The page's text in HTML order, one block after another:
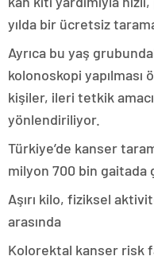
yılda bir ücretsiz
Ayrıca bu yaş
kolonoskopi yapılması
kişiler, ileri tetkik
yönlendiriliyor.
Türkiye’de kanser
milyon 700 bin gaitada
Aşırı kilo, fiziksel
arasında
Kolorektal kanser risk